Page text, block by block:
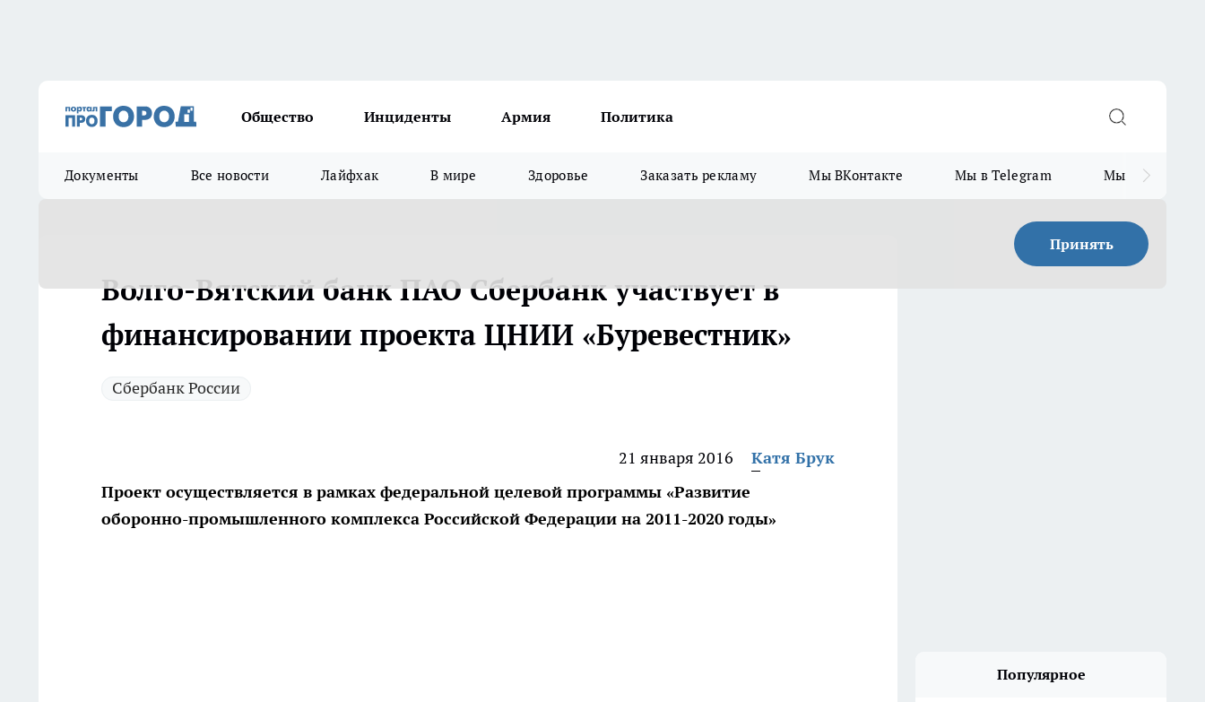
Общество Инциденты Армия Политика
Документы Все новости Лайфхак В мире Здоровье Заказать рекламу Мы ВКонтакте Мы в Telegram Мы в MAX
Принять
Волго-Вятский банк ПАО Сбербанк участвует в
финансировании проекта ЦНИИ «Буревестник»
Сбербанк России
21 января 2016
Катя Брук
Проект осуществляется в рамках федеральной целевой программы «Развитие
оборонно-промышленного комплекса Российской Федерации на 2011-2020 годы»
Популярное